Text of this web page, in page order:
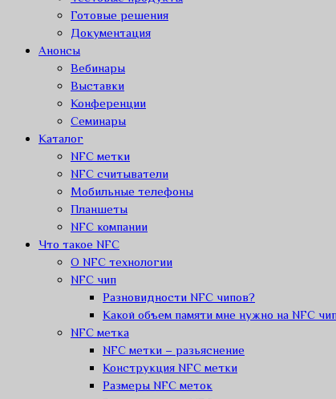
Готовые решения
Документация
Анонсы
Вебинары
Выставки
Конференции
Семинары
Каталог
NFC метки
NFC считыватели
Мобильные телефоны
Планшеты
NFC компании
Что такое NFC
О NFC технологии
NFC чип
Разновидности NFC чипов?
Какой объем памяти мне нужно на NFC
NFC метка
NFC метки – разьяснение
Конструкция NFC метки
Размеры NFC меток